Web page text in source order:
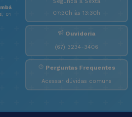
01
07:30h às 13:30h
Ouvidoria
(67) 3234-3406
Perguntas Frequentes
Acessar dúvidas comuns